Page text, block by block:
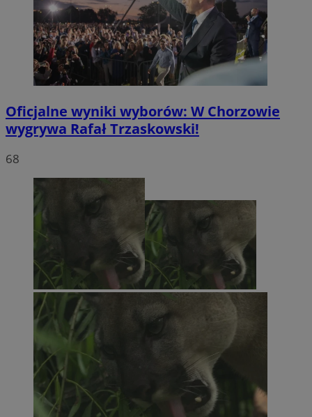
Oficjalne wyniki wyborów: W Chorzowie
wygrywa Rafał Trzaskowski!
68